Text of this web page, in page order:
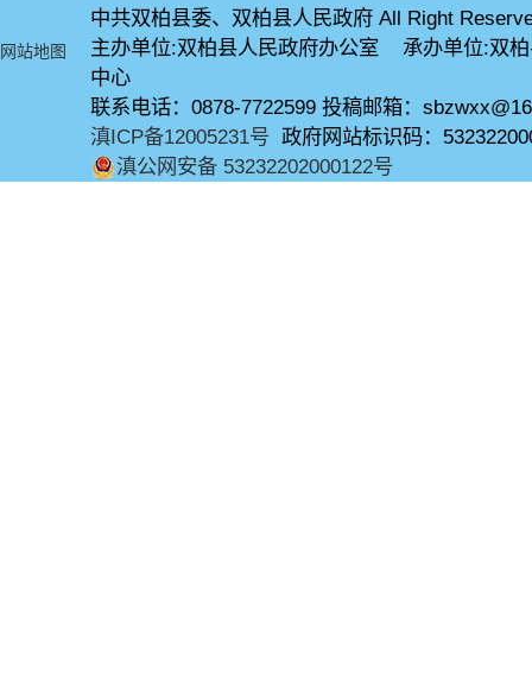
网站地图
中共双柏县委、双柏县人民政府 All Right
主办单位:双柏县人民政府办公室 承办单位:双
中心
联系电话：0878-7722599 投稿邮箱：
滇ICP备12005231号 政府网站标识码：
滇公网安备 53232202000122号